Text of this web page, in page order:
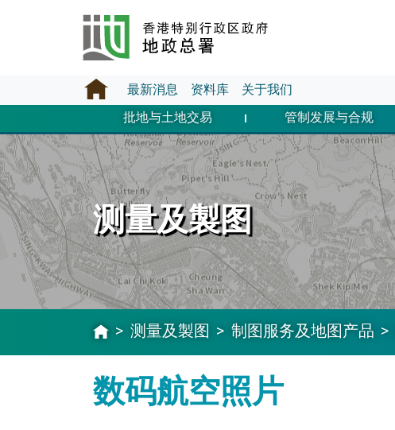
最新消息 资料库
关于我们
批地与土地交易
管制发展与合规
测量及製图
测量及製图 制图服务及地图产品
数码航空照片